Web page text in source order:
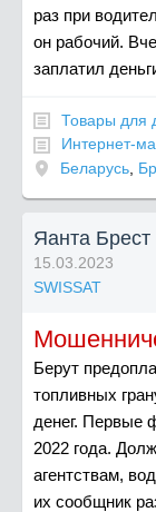
раз при
он рабочий.
заплатил
Товары для
Интернет-
Беларусь
Яанта Брест
15.03.2023
SWISSAT
Берут
топливных
денег. Первые
2022 года.
агентствам,
их сообщник